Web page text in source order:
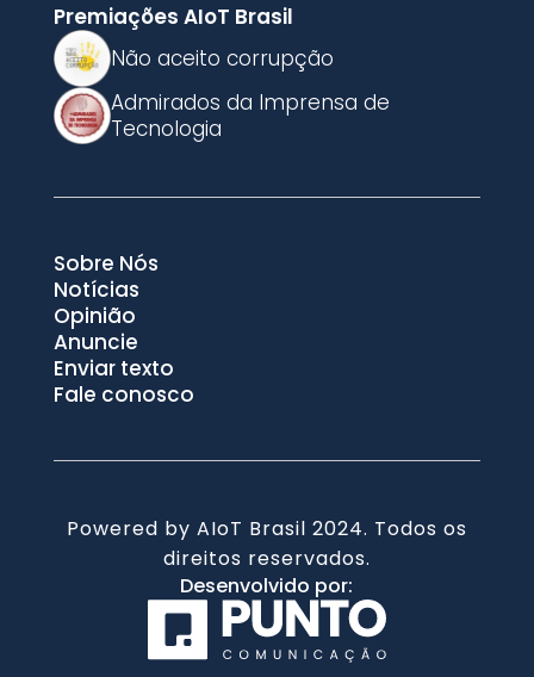
Premiações AIoT Brasil
Não aceito corrupção
Admirados da Imprensa de
Tecnologia
Sobre Nós
Notícias
Opinião
Anuncie
Enviar texto
Fale conosco
Powered by AIoT Brasil 2024. Todos os
direitos reservados.
Desenvolvido por: